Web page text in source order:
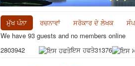
ਮੁੱਖ ਪੰਨਾ ਰਚਨਾਵਾਂ ਸਰੋਕਾਰ ਦੇ ਲੇਖਕ
We have 93 guests and no members online
2803942
ਇਸ ਹਫਤੇ31376